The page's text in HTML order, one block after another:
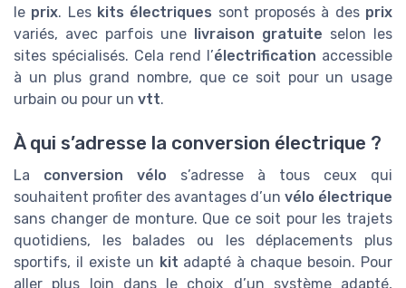
le prix. Les kits électriques sont proposés à des prix
variés, avec parfois une livraison gratuite selon les
sites spécialisés. Cela rend l’électrification accessible
à un plus grand nombre, que ce soit pour un usage
urbain ou pour un vtt.
À qui s’adresse la conversion électrique ?
La conversion vélo s’adresse à tous ceux qui
souhaitent profiter des avantages d’un vélo électrique
sans changer de monture. Que ce soit pour les trajets
quotidiens, les balades ou les déplacements plus
sportifs, il existe un kit adapté à chaque besoin. Pour
aller plus loin dans le choix d’un système adapté,